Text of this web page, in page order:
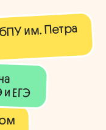
им. Петра
ЕГЭ